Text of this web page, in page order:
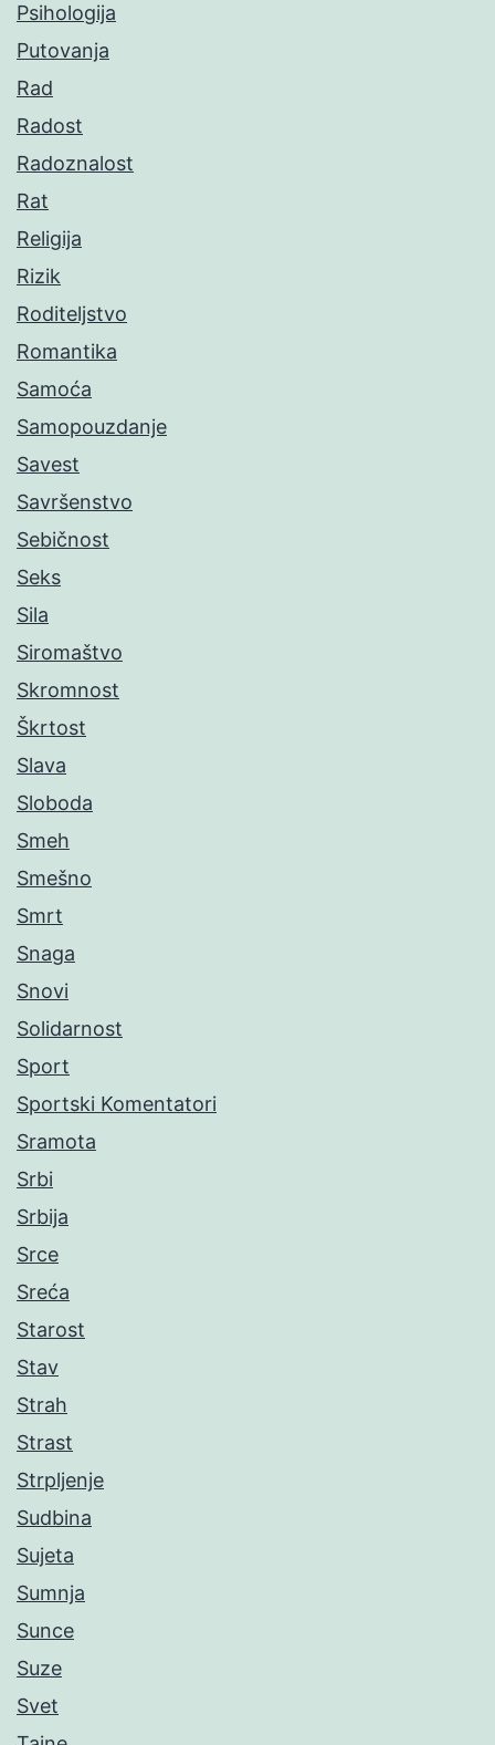
Psihologija
Putovanja
Rad
Radost
Radoznalost
Rat
Religija
Rizik
Roditeljstvo
Romantika
Samoća
Samopouzdanje
Savest
Savršenstvo
Sebičnost
Seks
Sila
Siromaštvo
Skromnost
Škrtost
Slava
Sloboda
Smeh
Smešno
Smrt
Snaga
Snovi
Solidarnost
Sport
Sportski Komentatori
Sramota
Srbi
Srbija
Srce
Sreća
Starost
Stav
Strah
Strast
Strpljenje
Sudbina
Sujeta
Sumnja
Sunce
Suze
Svet